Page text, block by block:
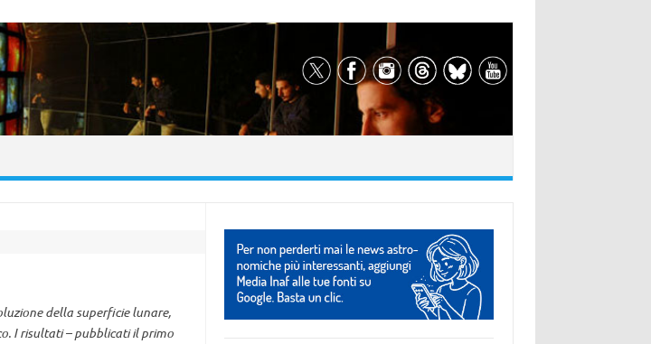
della superficie lunare,
I risultati – pubblicati il primo